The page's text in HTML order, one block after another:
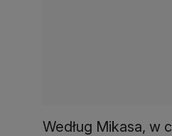
Według Mikasa, w